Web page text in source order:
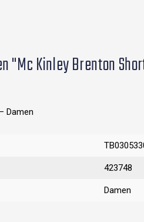
"Mc Kinley Brenton
Damen
423748
Damen